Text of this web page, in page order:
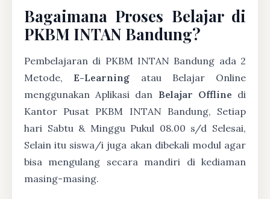
Bagaimana Proses Belajar di
PKBM INTAN Bandung?
Pembelajaran di PKBM INTAN Bandung ada 2
Metode,E-Learning atau Belajar Online
menggunakan Aplikasi dan Belajar Offline di
Kantor Pusat PKBM INTAN Bandung, Setiap
hari Sabtu & Minggu Pukul 08.00 s/d Selesai,
Selain itu siswa/i juga akan dibekali modul agar
bisa mengulang secara mandiri di kediaman
masing-masing.